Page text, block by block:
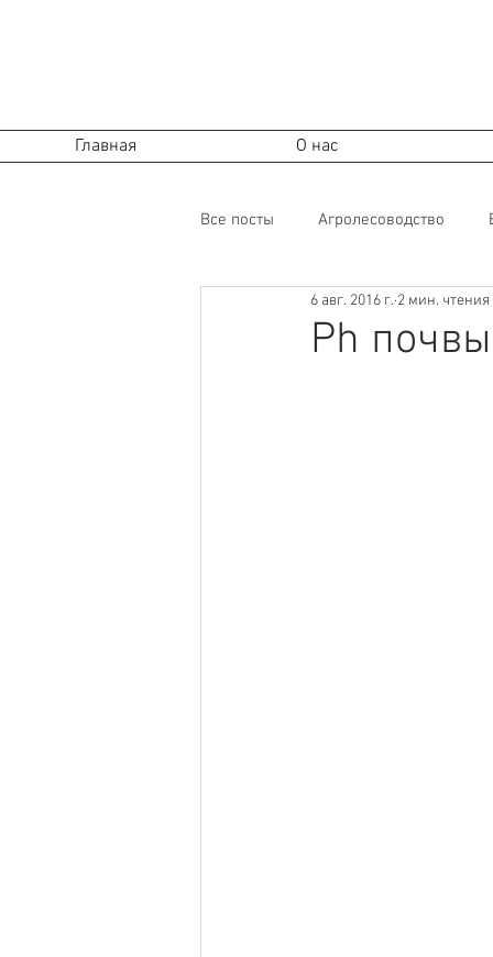
Главная О нас
Все посты Агролесоводство
Почва
Ph
6 авг. 2016 г. 2 мин. чтения